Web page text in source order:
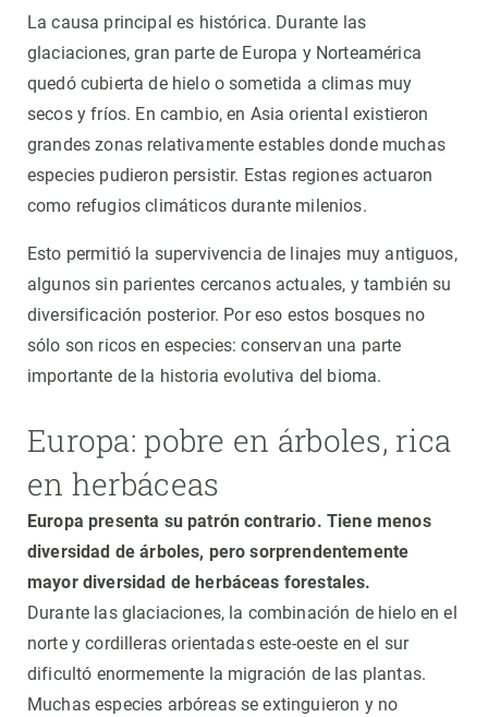
La causa principal es histórica. Durante las
glaciaciones, gran parte de Europa y Norteamérica
quedó cubierta de hielo o sometida a climas muy
secos y fríos. En cambio, en Asia oriental existieron
grandes zonas relativamente estables donde muchas
especies pudieron persistir. Estas regiones actuaron
como refugios climáticos durante milenios.
Esto permitió la supervivencia de linajes muy antiguos,
algunos sin parientes cercanos actuales, y también su
diversificación posterior. Por eso estos bosques no
sólo son ricos en especies: conservan una parte
importante de la historia evolutiva del bioma.
Europa: pobre en árboles, rica
en herbáceas
Europa presenta su patrón contrario. Tiene menos
diversidad de árboles, pero sorprendentemente
mayor diversidad de herbáceas forestales.
Durante las glaciaciones, la combinación de hielo en el
norte y cordilleras orientadas este-oeste en el sur
dificultó enormemente la migración de las plantas.
Muchas especies arbóreas se extinguieron y no